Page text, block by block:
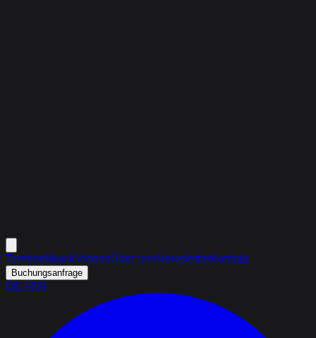
TermineMusikVideosÜber unsNewsletterKontakt
Buchungsanfrage
DE / EN